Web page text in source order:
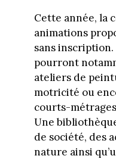
Cette année, la
animations
sans
pourront
ateliers de
motricité ou
courts-
Une
de société, des
nature ainsi